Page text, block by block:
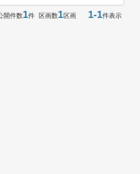
開件数1件 区画数1区画 1-1件表示